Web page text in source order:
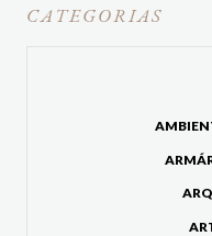
CATEGORIAS